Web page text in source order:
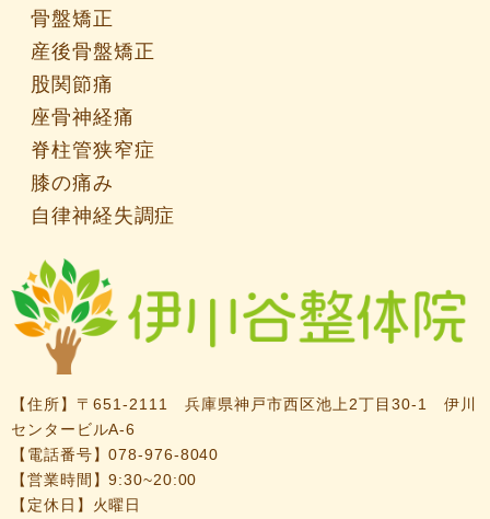
骨盤矯正
産後骨盤矯正
股関節痛
座骨神経痛
脊柱管狭窄症
膝の痛み
自律神経失調症
【住所】 〒651-2111 兵庫県神戸市西区池上2丁目30-1 伊川
センタービルA-6
【電話番号】078-976-8040
【営業時間】9:30~20:00
【定休日】火曜日